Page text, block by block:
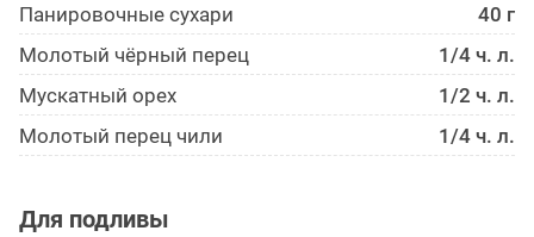
Панирово­чные сухари
40 г
Молотый чёрный перец
1/4 ч. л.
Мускатный орех
1/2 ч. л.
Молотый перец чили
1/4 ч. л.
Для подливы